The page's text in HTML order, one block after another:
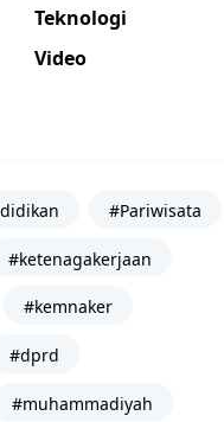
Teknologi
Video
#Pariwisata
#ketenagakerjaan
#kemnaker
#dprd
#muhammadiyah